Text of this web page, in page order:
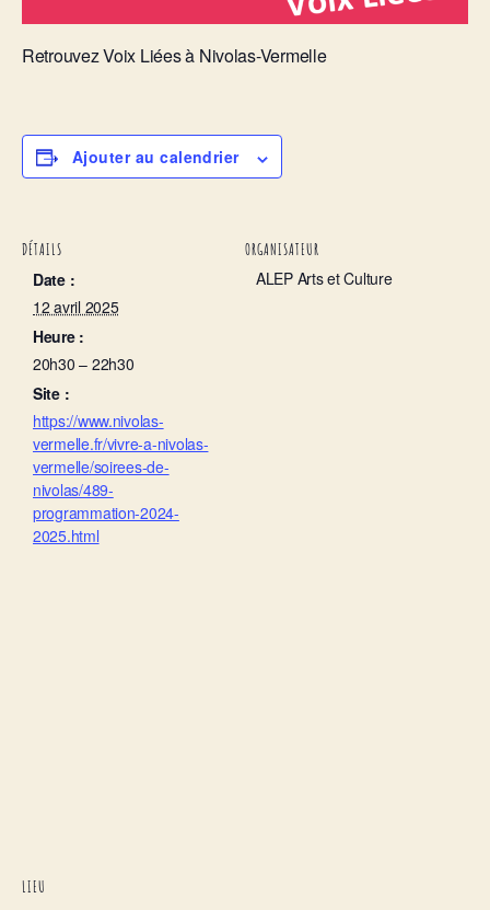
Retrouvez Voix Liées à Nivolas-Vermelle
Ajouter au calendrier
DÉTAILS
Date :
12 avril 2025
Heure :
20h30 – 22h30
Site :
https://www.nivolas-
vermelle.fr/vivre-a-nivolas-
vermelle/soirees-de-
nivolas/489-
programmation-2024-
2025.html
ORGANISATEUR
ALEP Arts et Culture
LIEU